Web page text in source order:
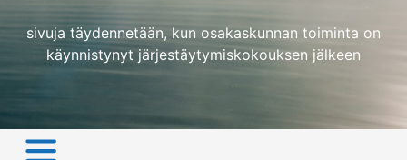
sivuja täydennetään, kun osakaskunnan toiminta on
käynnistynyt järjestäytymiskokouksen jälkeen